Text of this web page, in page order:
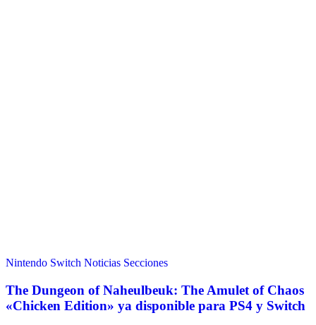
Nintendo Switch Noticias Secciones
The Dungeon of Naheulbeuk: The Amulet of Chaos
«Chicken Edition» ya disponible para PS4 y Switch